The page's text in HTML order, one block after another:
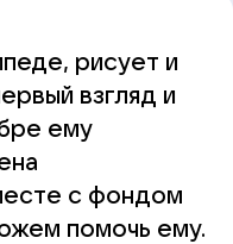
рисует и
взгляд и
ему
с фондом
помочь ему.